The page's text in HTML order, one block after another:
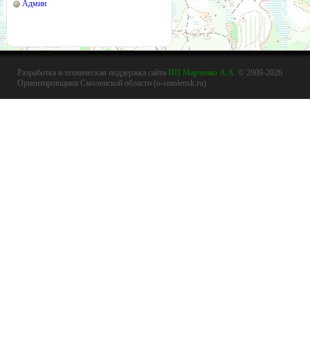
Админ
Разработка и техническая поддержка сайта ИП Марченко А.А. © 2009-2026
Ориентировщики Смоленской области (o-smolensk.ru)